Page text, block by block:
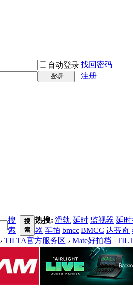
自动登录 找回密码
登录 注册
搜
索
搜
索
热搜: 滑轨 延时 监视器 延
器 车拍 bmcc BMCC 达芬奇
› TILTA官方服务区 › Mate好拍档 |